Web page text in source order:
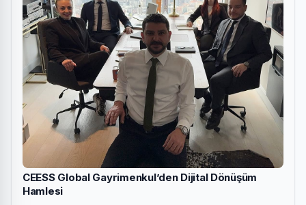
CEESS Global Gayrimenkul’den Dijital Dönüşüm
Hamlesi